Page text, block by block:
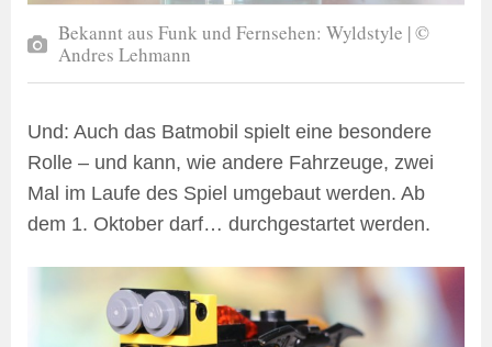
Bekannt aus Funk und Fernsehen: Wyldstyle | ©
Andres Lehmann
Und: Auch das Batmobil spielt eine besondere
Rolle – und kann, wie andere Fahrzeuge, zwei
Mal im Laufe des Spiel umgebaut werden. Ab
dem 1. Oktober darf… durchgestartet werden.